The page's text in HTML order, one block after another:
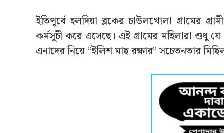
ইতিপূর্বে হলদিয়া ব্লকের চাউলখোলা গ্রামের
কর্মসূচী করে এসেছে। এই গ্রামের মহিলারা শুধু
এনাদের নিয়ে “ইলিশ মাছ রক্ষার” সচেতনতার